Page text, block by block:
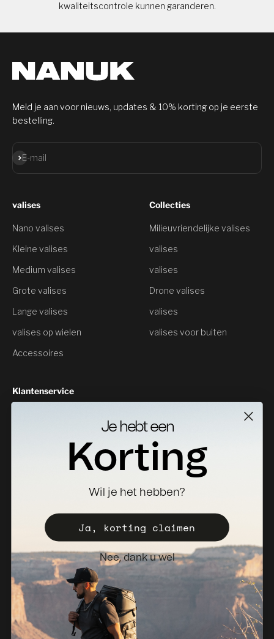
kwaliteitscontrole kunnen garanderen.
Meld je aan voor nieuws, updates & 10% korting op je eerste
bestelling.
E-mail
Aanmelden
valises
Nano valises
Kleine valises
Medium valises
Grote valises
Lange valises
valises op wielen
Accessoires
Collecties
Milieuvriendelijke valises
valises
valises
Drone valises
valises
valises voor buiten
Klantenservice
Specificaties Downloads
Distributeur worden
Registreer uw valise
Verkoopbeleid
Nieuwsbrief
Nederland (EUR €)
Je hebt een
Korting
Wil je het hebben?
Ja, korting claimen
Nee, dank u wel